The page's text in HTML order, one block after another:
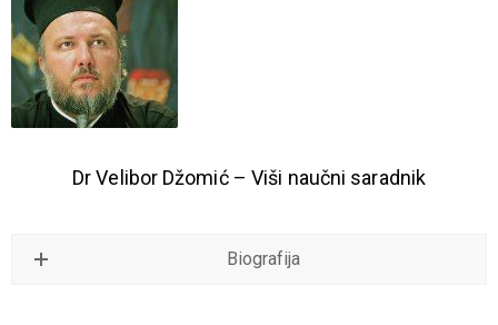
Dr Velibor Džomić – Viši naučni saradnik
Biografija